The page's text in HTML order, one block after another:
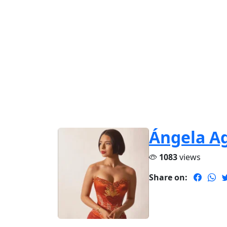
Ángela
1083views
Share on: